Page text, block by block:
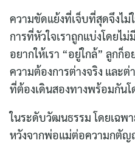
ความขัดแย้งที่เจ็บที่สุดจึงไม่
การที่หัวใจเราถูกแบ่งโดยไ
อยากให้เรา “อยู่ใกล้” ลูกก็
ความต้องการต่างจริง และ
ที่ต้องเดินสองทางพร้อมกันโ
ในระดับวัฒนธรรม โดยเฉพ
หวังจากพ่อแม่ต่อความกตัญ